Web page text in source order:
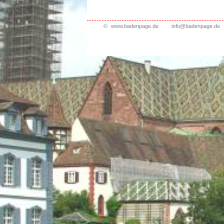
© www.badenpage.de info@badenpage.de